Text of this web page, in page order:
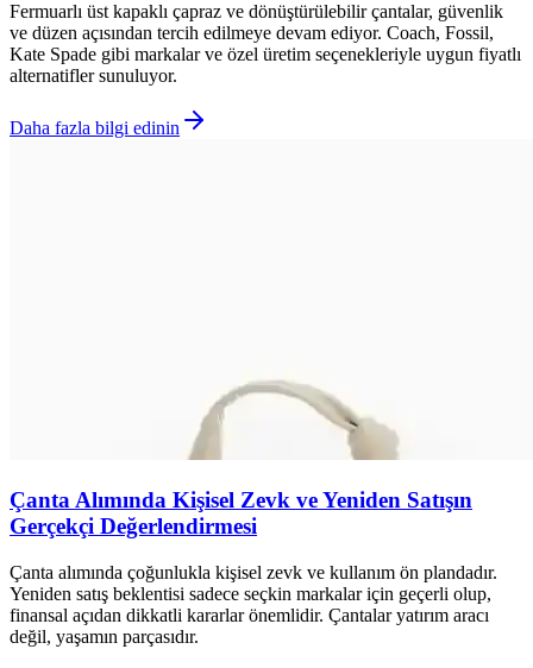
Fermuarlı üst kapaklı çapraz ve dönüştürülebilir çantalar, güvenlik
ve düzen açısından tercih edilmeye devam ediyor. Coach, Fossil,
Kate Spade gibi markalar ve özel üretim seçenekleriyle uygun fiyatlı
alternatifler sunuluyor.
Daha fazla bilgi edinin
Çanta Alımında Kişisel Zevk ve Yeniden Satışın
Gerçekçi Değerlendirmesi
Çanta alımında çoğunlukla kişisel zevk ve kullanım ön plandadır.
Yeniden satış beklentisi sadece seçkin markalar için geçerli olup,
finansal açıdan dikkatli kararlar önemlidir. Çantalar yatırım aracı
değil, yaşamın parçasıdır.